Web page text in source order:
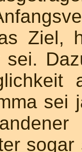
Ziel,
sei.
sei